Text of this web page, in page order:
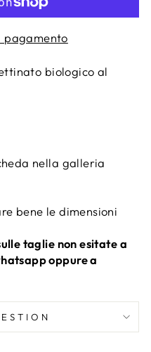
pagamento
biologico al
nella galleria
bene le dimensioni
taglie non esitate a
oppure a